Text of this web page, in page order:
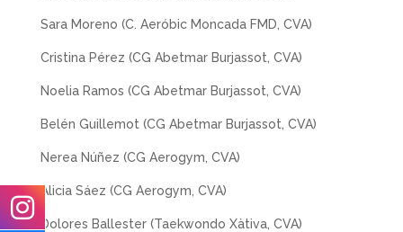
Sara Moreno (C. Aeróbic Moncada FMD, CVA)
Cristina Pérez (CG Abetmar Burjassot, CVA)
Noelia Ramos (CG Abetmar Burjassot, CVA)
Belén Guillemot (CG Abetmar Burjassot, CVA)
Nerea Núñez (CG Aerogym, CVA)
Alicia Sáez (CG Aerogym, CVA)
Dolores Ballester (Taekwondo Xàtiva, CVA)